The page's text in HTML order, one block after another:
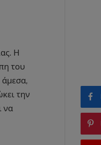
Η
του
άμεσα,
την
να